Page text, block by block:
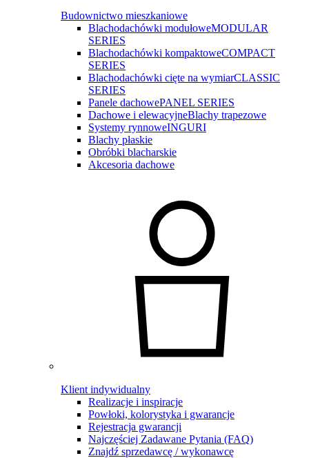
Budownictwo mieszkaniowe
Blachodachówki modułoweMODULAR
SERIES
Blachodachówki kompaktoweCOMPACT
SERIES
Blachodachówki cięte na wymiarCLASSIC
SERIES
Panele dachowePANEL SERIES
Dachowe i elewacyjneBlachy trapezowe
Systemy rynnoweINGURI
Blachy płaskie
Obróbki blacharskie
Akcesoria dachowe
Klient indywidualny
Realizacje i inspiracje
Powłoki, kolorystyka i gwarancje
Rejestracja gwarancji
Najczęściej Zadawane Pytania (FAQ)
Znajdź sprzedawcę / wykonawcę